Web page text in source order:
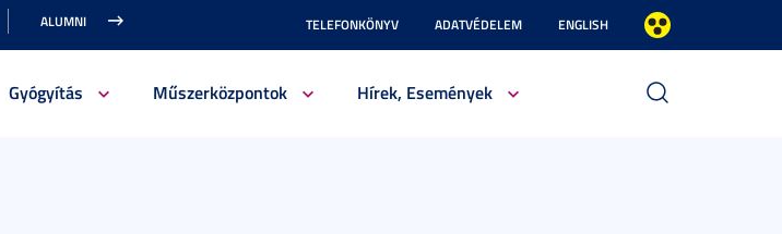
ALUMNI TELEFONKÖNYV ADATVÉDELEM ENGLISH
Gyógyítás Műszerközpontok Hírek, Események